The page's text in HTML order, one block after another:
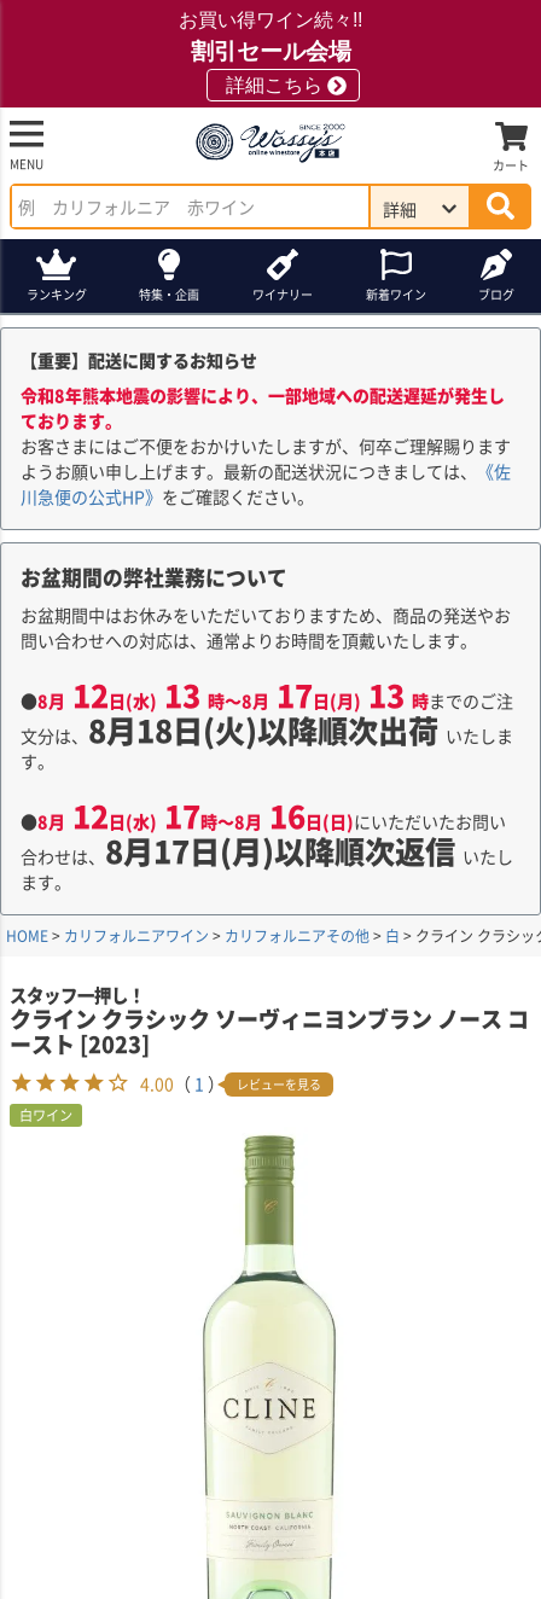
お買い得ワイン続々!!
割引セール会場
詳細こちら
MENU カート
詳細
ランキング 特集・企画 ワイナリー 新着ワイン ブログ
【重要】配送に関するお知らせ
令和8年熊本地震の影響により、一部地域への配送遅延が発生し
ております。
お客さまにはご不便をおかけいたしますが、何卒ご理解賜ります
ようお願い申し上げます。最新の配送状況につきましては、
《佐
川急便の公式HP》 をご確認ください。
お盆期間の弊社業務について
お盆期間中はお休みをいただいておりますため、商品の発送やお
問い合わせへの対応は、通常よりお時間を頂戴いたします。
●8月 12日(水) 13 時～8月 17日(月) 13 時までのご注
文分は、 8月18日(火)以降順次出荷 いたしま
す。
●8月 12日(水) 17時～8月 16日(日)にいただいたお問い
合わせは、 8月17日(月)以降順次返信 いたし
ます。
HOME カリフォルニアワイン カリフォルニアその他 白 クライン クラシ
スタッフ一押し！
クライン クラシック ソーヴィニヨンブラン ノース コ
ースト [2023]
4.00 （ 1 ） レビューを見る
白ワイン